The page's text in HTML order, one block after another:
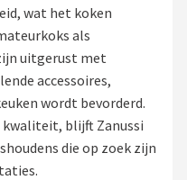
wat het koken
als
uitgerust met
accessoires,
wordt bevorderd.
kwaliteit, blijft Zanussi
die op zoek zijn